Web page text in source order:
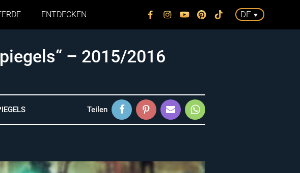
DE
ENTDECKEN
– 2015/2016
Teilen